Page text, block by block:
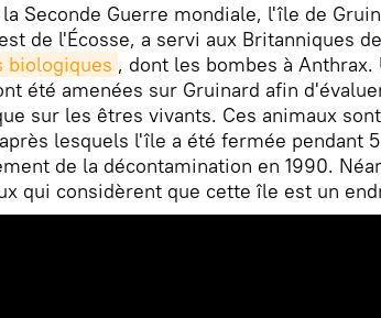
Seconde Guerre mondiale, l'île de
de l'Écosse, a servi aux Britanniques de
biologiques , dont les bombes à Anthrax.
été amenées sur Gruinard afin
sur les êtres vivants. Ces animaux
lesquels l'île a été fermée pendant
de la décontamination en 1990.
qui considèrent que cette île est un